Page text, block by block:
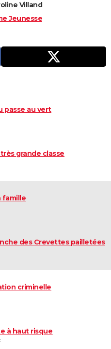
Villand
Jeunesse
passe au vert
grande classe
famille
des Crevettes pailletées
criminelle
à haut risque